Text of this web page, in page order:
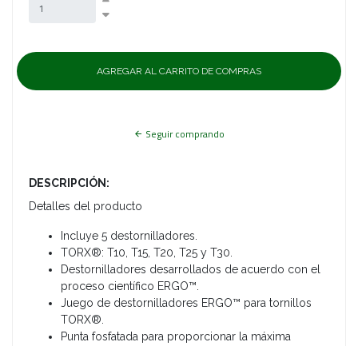
Seguir comprando
DESCRIPCIÓN:
Detalles del producto
Incluye 5 destornilladores.
TORX®: T10, T15, T20, T25 y T30.
Destornilladores desarrollados de acuerdo con el
proceso científico ERGO™.
Juego de destornilladores ERGO™ para tornillos
TORX®.
Punta fosfatada para proporcionar la máxima